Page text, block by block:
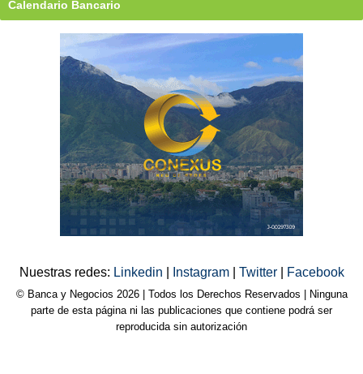
Calendario Bancario
Nuestras redes: Linkedin Instagram Twitter Facebook
© Banca y Negocios 2026 | Todos los Derechos Reservados | Ninguna
parte de esta página ni las publicaciones que contiene podrá ser
reproducida sin autorización